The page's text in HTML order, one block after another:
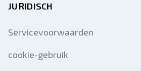
JURIDISCH
Servicevoorwaarden
cookie-gebruik